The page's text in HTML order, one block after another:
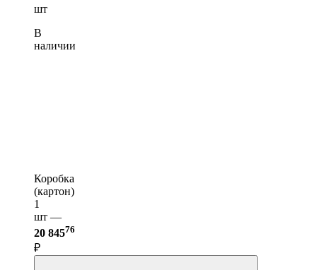
шт
В
наличии
Коробка
(картон)
1
шт —
20 84576
₽